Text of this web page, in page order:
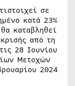
σε
κατά 23%
καταβληθεί
από τη
28 Ιουνίου
Μετοχών
2024